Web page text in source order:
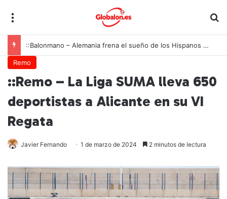
::Balonmano – Alemania frena el sueño de los Hispanos Juveniles, que lucharán ahora por el bronce europeo
Remo
::Remo – La Liga SUMA lleva 650
deportistas a Alicante en su VI
Regata
Javier Fernando 1 de marzo de 2024 2 minutos de lectura